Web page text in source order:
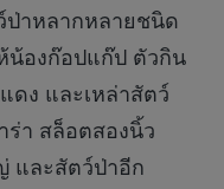
ป่าหลากหลายชนิด
น้องก๊อปแก๊ป ตัวกิน
ง และเหล่าสัตว์
า สล็อตสองนิ้ว
และสัตว์ป่าอีก